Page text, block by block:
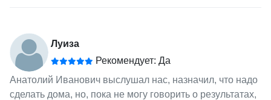
Луиза
Рекомендует: Да
Анатолий Иванович выслушал нас, назначил, что надо
сделать дома, но, пока не могу говорить о результатах,